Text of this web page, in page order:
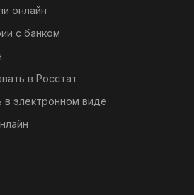
онлайн
с банком
в Росстат
в электронном виде